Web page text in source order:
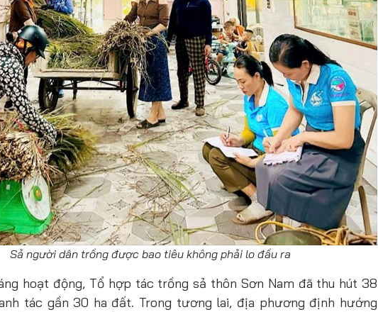
Sả người dân trồng được bao tiêu không phải lo đầu ra
hoạt động, Tổ hợp tác trồng sả thôn Sơn Nam đã thu hút 38
tác gần 30 ha đất. Trong tương lai, địa phương định hướng